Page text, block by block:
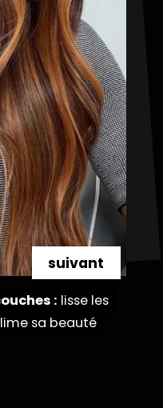
: lisse les
sa beauté
: lisse les
sa beauté
suivant